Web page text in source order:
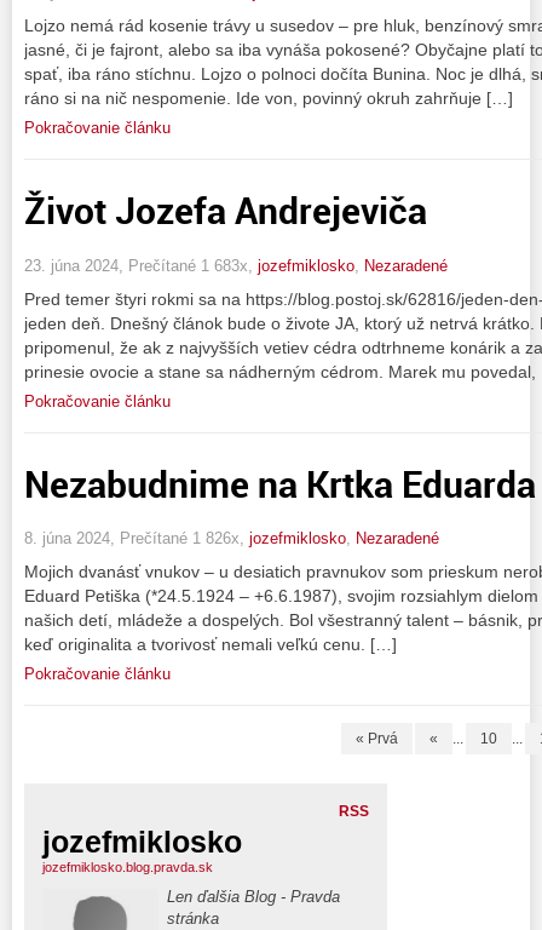
Lojzo nemá rád kosenie trávy u susedov – pre hluk, benzínový
jasné, či je fajront, alebo sa iba vynáša pokosené? Obyčajne platí
spať, iba ráno stíchnu. Lojzo o polnoci dočíta Bunina. Noc je dlhá,
ráno si na nič nespomenie. Ide von, povinný okruh zahrňuje […]
Pokračovanie článku
Život Jozefa Andrejeviča
23. júna 2024, Prečítané 1 683x, jozefmiklosko Nezaradené
Pred temer štyri rokmi sa na https://blog.postoj.sk/62816/jeden-
jeden deň. Dnešný článok bude o živote JA, ktorý už netrvá
pripomenul, že ak z najvyšších vetiev cédra odtrhneme konárik a
prinesie ovocie a stane sa nádherným cédrom. Marek mu
Pokračovanie článku
Nezabudnime na Krtka
8. júna 2024, Prečítané 1 826x, jozefmiklosko, Nezaradené
Mojich dvanásť vnukov – u desiatich pravnukov som prieskum
Eduard Petiška (*24.5.1924 – +6.6.1987), svojim rozsiahlym
našich detí, mládeže a dospelých. Bol všestranný talent – básnik,
keď originalita a tvorivosť nemali veľkú cenu. […]
Pokračovanie článku
« Prvá « ... 10 ...
RSS
jozefmiklosko
jozefmiklosko.blog.pravda.sk
Len ďalšia Blog - Pravda
stránka